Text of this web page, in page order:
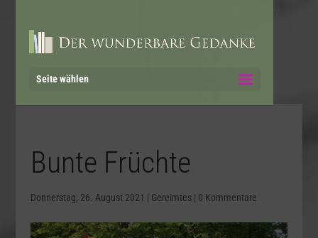
Seite wählen
Bunte Früchte
Donnerstag, 26. August 2021 | Gereimtes| 0 Kommentare